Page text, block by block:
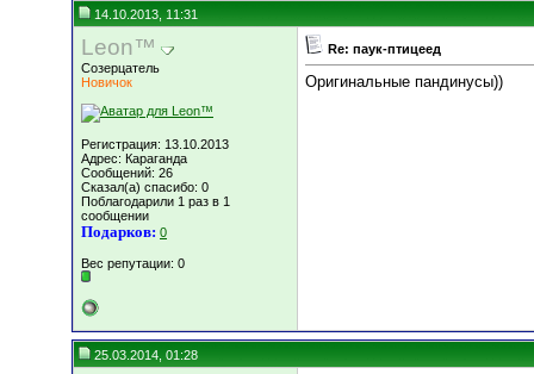
14.10.2013, 11:31
Leon™
Созерцатель
Новичок
Регистрация: 13.10.2013
Адрес: Караганда
Сообщений: 26
Сказал(а) спасибо: 0
Поблагодарили 1 раз в 1
сообщении
Подарков: 0
Вес репутации: 0
Re: паук-птицеед
Оригинальные пандинусы))
25.03.2014, 01:28